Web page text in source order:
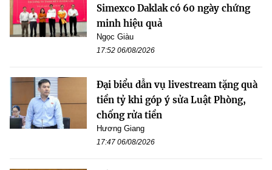
Simexco Daklak có 60 ngày chứng
minh hiệu quả
Ngọc Giàu
17:52 06/08/2026
Đại biểu dẫn vụ livestream tặng quà
tiền tỷ khi góp ý sửa Luật Phòng,
chống rửa tiền
Hương Giang
17:47 06/08/2026